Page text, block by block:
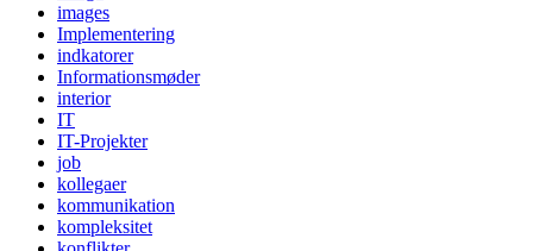
images
Implementering
indkatorer
Informationsmøder
interior
IT
IT-Projekter
job
kollegaer
kommunikation
kompleksitet